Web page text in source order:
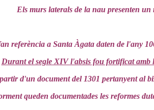
Els murs laterals de la nau presenten un
referència a Santa Àgata daten de l'any
Durant el segle XIV l'absis fou fortificat amb
d'un document del 1301 pertanyent al
queden documentades les reformes